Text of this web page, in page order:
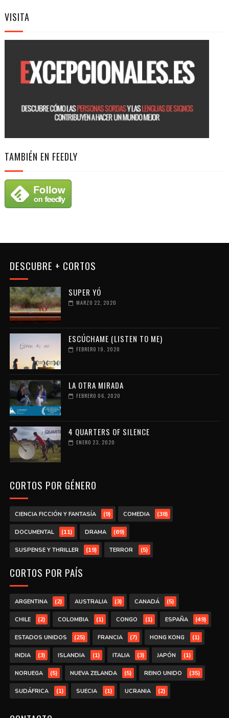
VISITA
TAMBIÉN EN FEEDLY
DESCUBRE + CORTOS
SUPER YÓ
MARZO 22, 2020
ESCÚCHAME (LISTEN TO ME)
FEBRERO 19, 2020
LA OTRA MIRADA
FEBRERO 06, 2020
4 QUARTERS OF SILENCE
ENERO 23, 2020
CORTOS POR GÉNERO
CIENCIA FICCIÓN Y FANTASÍA (9) COMEDIA (38)
DOCUMENTAL (11) DRAMA (69)
SUSPENSE Y THRILLER (19) TERROR (5)
CORTOS POR PAÍS
ARGENTINA (2) AUSTRALIA (3) CANADÁ (5)
CHILE (2) COLOMBIA (1) CONGO (1) ESPAÑA (49)
ESTADOS UNIDOS (25) FRANCIA (7) HONG KONG (1)
INDIA (3) ISLANDIA (1) ITALIA (3) JAPÓN (1)
NORUEGA (5) NUEVA ZELANDA (5) REINO UNIDO (35)
SUDÁFRICA (1) SUECIA (1) UCRANIA (2)